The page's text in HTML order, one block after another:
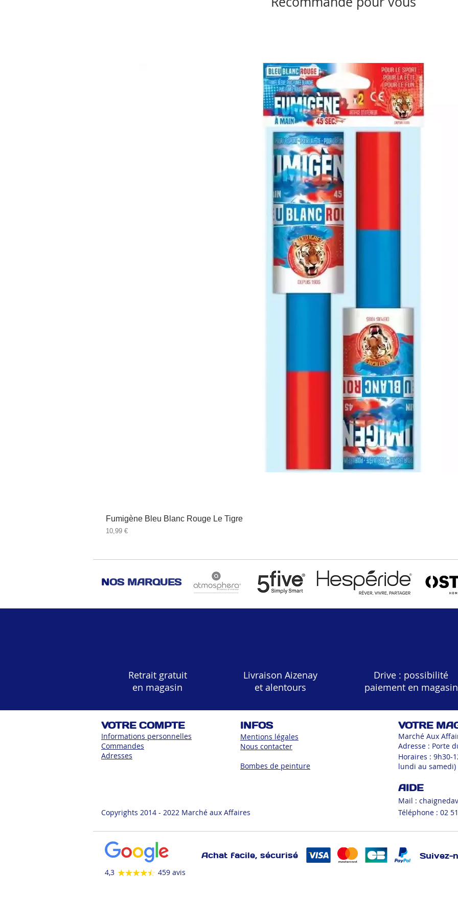
Fumigène Bleu Blanc Rouge Le Tigre
Prix
10,99 €
NOS MARQUES
Retrait gratuit
en magasin
Livraison Aizenay
et alentours
Drive : possibilité
paiement en magasin
VOTRE COMPTE
Informations personnelles
Commandes
Adresses
INFOS
Mentions légales
Nous contacter
Bombes de peinture
Copyrights 2014 - 2022 Marché aux Affaires
VOTRE
Marché Aux
Adresse : Porte
Horaires : 9h30-
lundi au samedi)
AIDE
Mail :
Téléphone : 02
4,3 459 avis
Achat facile, sécurisé Suivez-